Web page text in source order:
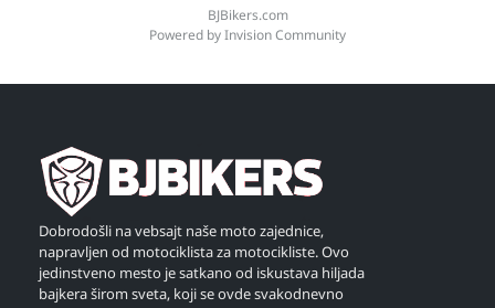
BJBikers.com
Powered by Invision Community
Dobrodošli na vebsajt naše moto zajednice,
napravljen od motociklista za motocikliste. Ovo
jedinstveno mesto je satkano od iskustava hiljada
bajkera širom sveta, koji se ovde svakodnevno